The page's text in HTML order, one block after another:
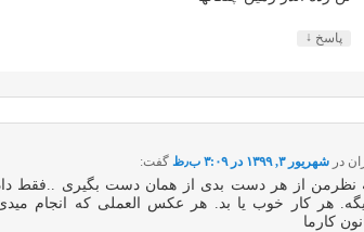
پاسخ ↓
در شهریور ۳, ۱۳۹۹ در ۳:۰۹ ب٫ظ گفت:
نظرمن از هر دست بدی از همان دست بگیری ..فقط
هر کار خوب یا بد. هر عکس العملی که انجام
کارما